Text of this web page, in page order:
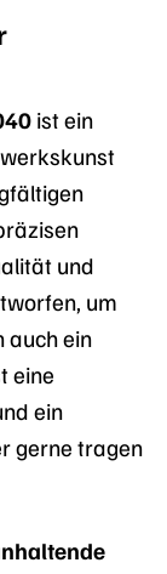
ist ein
und
um
auch ein
eine
ein
gerne tragen